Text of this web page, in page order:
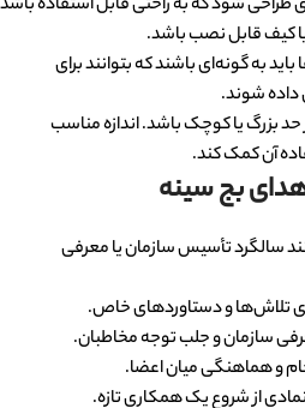
طراحی شود که به راحتی قابل استفاده باشد
کیف قابل نصب باشد.
به گونه‌ای باشند که بتوانند برای
شوند.
حد بزرگ یا کوچک باشد. اندازه مناسب
آن کمک کند.
بج سینه
سالگرد تأسیس سازمان یا معرفی
تلاش‌ها و دستاوردهای خاص.
سازمان و جلب توجه مخاطبان.
و هماهنگی میان اعضا.
از شروع یک همکاری تازه.